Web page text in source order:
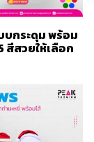
กระดุม พร้อม
สีสวยให้เลือก